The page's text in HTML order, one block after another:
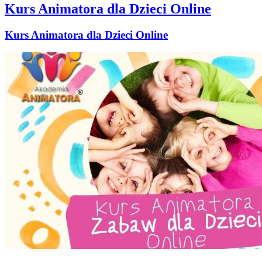
Kurs Animatora dla Dzieci Online
Kurs Animatora dla Dzieci Online